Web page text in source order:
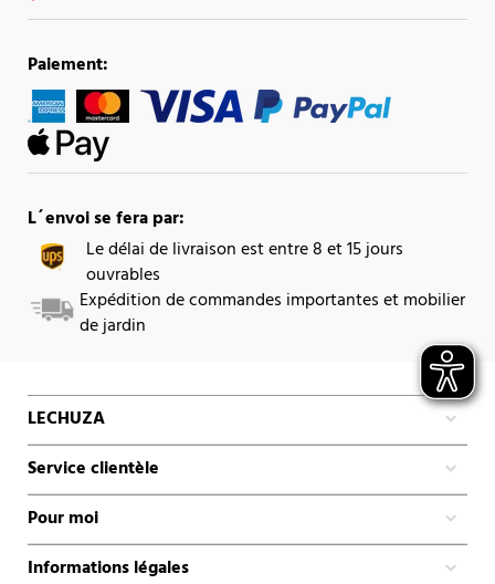
Paiement:
L´envoi se fera par:
Le délai de livraison est entre 8 et 15 jours
ouvrables
Expédition de commandes importantes et mobilier
de jardin
LECHUZA
Service clientèle
Pour moi
Informations légales